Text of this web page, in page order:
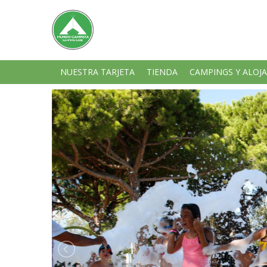
NUESTRA TARJETA TIENDA CAMPINGS Y